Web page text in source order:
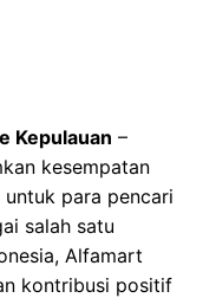
Kepulauan –
kesempatan
para pencari
salah satu
Alfamart
kontribusi positif